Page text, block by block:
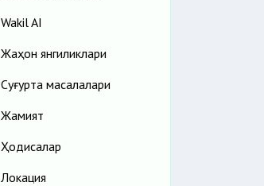
Wakil AI
Жаҳон янгиликлари
Cуғурта масалалари
Жамият
Ҳодисалар
Локация